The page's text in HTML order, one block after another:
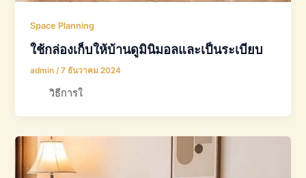
Space Planning
ใช้กล่องเก็บให้บ้านดูมินิมอลและเป็นระเบียบ
admin/7 ธันวาคม 2024
วิธีการใ